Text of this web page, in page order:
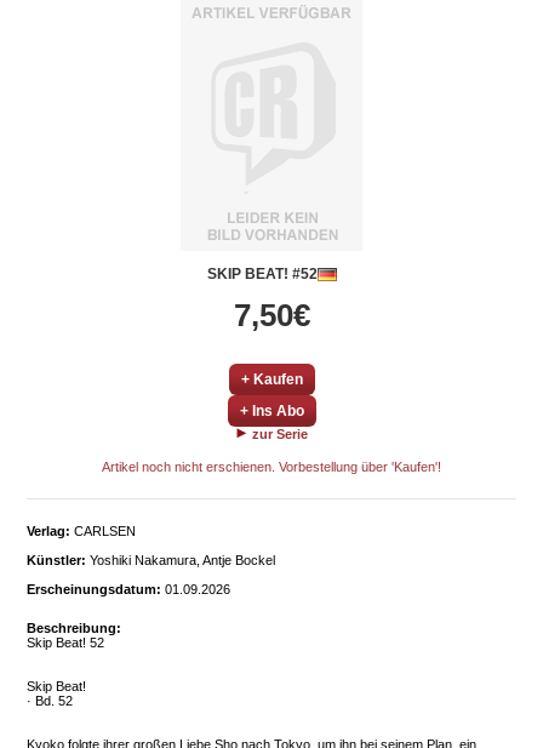
SKIP BEAT! #52
7,50€
+ Kaufen
+ Ins Abo
zur Serie
Artikel noch nicht erschienen. Vorbestellung über 'Kaufen'!
Verlag: CARLSEN
Künstler: Yoshiki Nakamura, Antje Bockel
Erscheinungsdatum: 01.09.2026
Beschreibung:
Skip Beat! 52
Skip Beat!
· Bd. 52
Kyoko folgte ihrer großen Liebe Sho nach Tokyo, um ihn bei seinem Plan, ein